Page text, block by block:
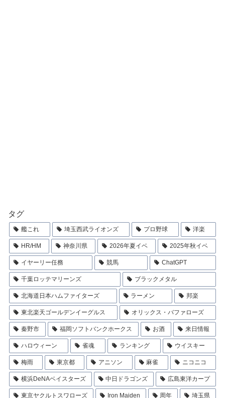
タグ
艦これ 埼玉西武ライオンズ プロ野球 洋楽
HR/HM 神奈川県 2026年夏イベ 2025年秋イベ
イヤーリー任務 競馬 ChatGPT
千葉ロッテマリーンズ ブラックメタル
北海道日本ハムファイターズ ラーメン 邦楽
東北楽天ゴールデンイーグルス オリックス・バファローズ
秦野市 福岡ソフトバンクホークス お酒 来日情報
ハロウィーン 雀魂 ランキング ウイスキー
梅雨 東京都 アニソン 麻雀 ニコニコ
横浜DeNAベイスターズ 中日ドラゴンズ 広島東洋カープ
東京ヤクルトスワローズ Iron Maiden 周年 埼玉県